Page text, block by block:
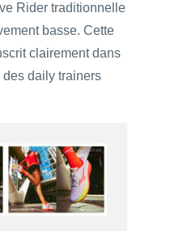
Rider traditionnelle
basse. Cette
clairement dans
des daily trainers